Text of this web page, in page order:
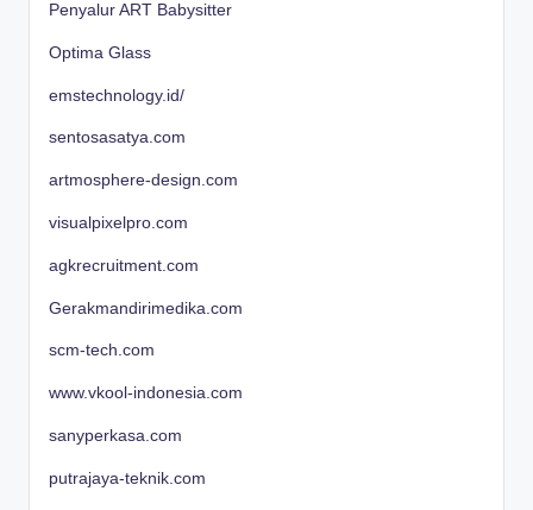
Penyalur ART Babysitter
Optima Glass
emstechnology.id/
sentosasatya.com
artmosphere-design.com
visualpixelpro.com
agkrecruitment.com
Gerakmandirimedika.com
scm-tech.com
www.vkool-indonesia.com
sanyperkasa.com
putrajaya-teknik.com